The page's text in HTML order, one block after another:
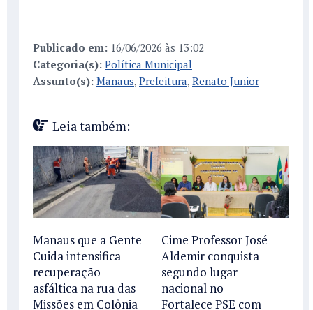
Publicado em: 16/06/2026 às 13:02
Categoria(s): Política Municipal
Assunto(s): Manaus, Prefeitura, Renato Junior
Leia também:
Manaus que a Gente
Cuida intensifica
recuperação
asfáltica na rua das
Missões em Colônia
Cime Professor José
Aldemir conquista
segundo lugar
nacional no
Fortalece PSE com